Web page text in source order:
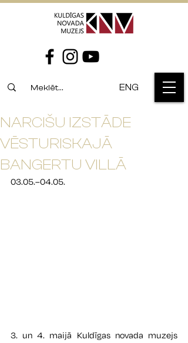
ENG
NARCIŠU IZSTĀDE
VĒSTURISKAJĀ
BANGERTU VILLĀ
03.05.–04.05.
3. un 4. maijā Kuldīgas novada muzejs